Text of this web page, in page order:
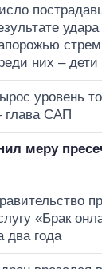
них – дети
уровень
глава САП
меру
«Брак
два года